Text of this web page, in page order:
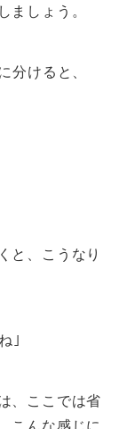
ましょう。
分けると、
と、こうなり
｣
、ここでは省
こんな感じに